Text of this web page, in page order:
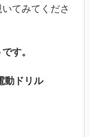
てみてくださ
す。
動ドリル